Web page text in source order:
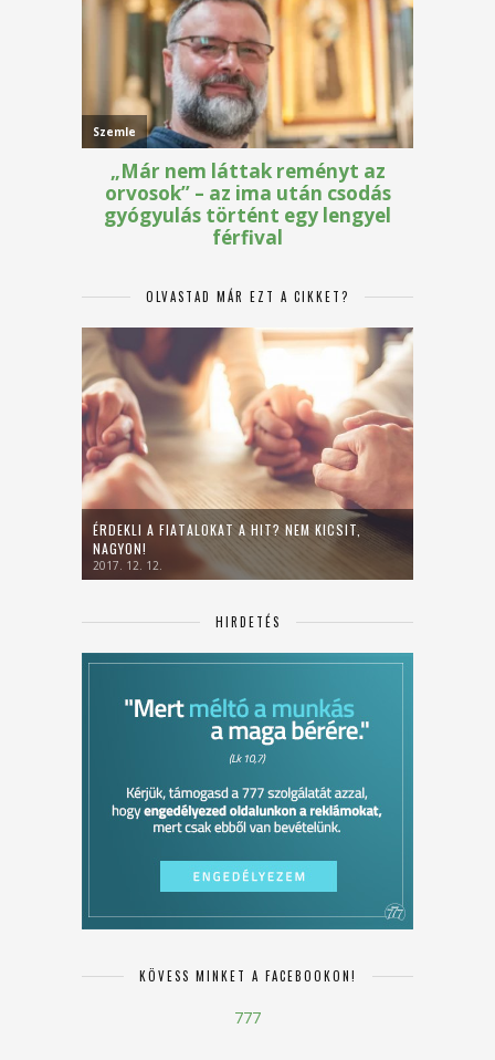
OLVASTAD MÁR EZT A CIKKET?
ÉRDEKLI A FIATALOKAT A HIT? NEM KICSIT,
NAGYON!
2017. 12. 12.
HIRDETÉS
KÖVESS MINKET A FACEBOOKON!
777